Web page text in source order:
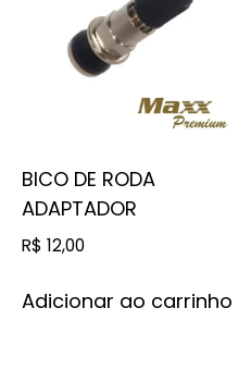
BICO DE RODA
ADAPTADOR
R$ 12,00
Adicionar ao carrinho